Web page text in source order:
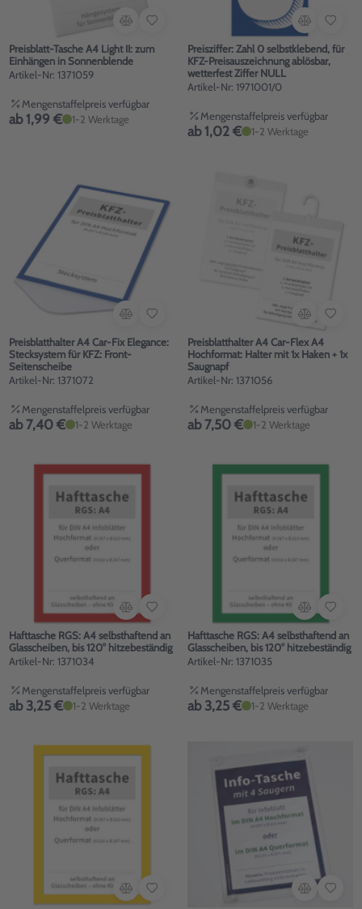
Preisblatt-Tasche A4 Light II: zum
Einhängen in Sonnenblende
Artikel-Nr: 1371059
Mengenstaffelpreis verfügbar
ab 1,99 € 1-2 Werktage
Preisziffer: Zahl 0 selbstklebend, für
KFZ-Preisauszeichnung ablösbar,
wetterfest Ziffer NULL
Artikel-Nr: 1971001/0
Mengenstaffelpreis verfügbar
ab 1,02 € 1-2 Werktage
Preisblatthalter A4 Car-Fix Elegance:
Stecksystem für KFZ: Front-
Seitenscheibe
Artikel-Nr: 1371072
Mengenstaffelpreis verfügbar
ab 7,40 € 1-2 Werktage
Preisblatthalter A4 Car-Flex A4
Hochformat: Halter mit 1x Haken + 1x
Saugnapf
Artikel-Nr: 1371056
Mengenstaffelpreis verfügbar
ab 7,50 € 1-2 Werktage
Hafttasche RGS: A4 selbsthaftend an
Glasscheiben, bis 120° hitzebeständig
Artikel-Nr: 1371034
Mengenstaffelpreis verfügbar
ab 3,25 € 1-2 Werktage
Hafttasche RGS: A4 selbsthaftend an
Glasscheiben, bis 120° hitzebeständig
Artikel-Nr: 1371035
Mengenstaffelpreis verfügbar
ab 3,25 € 1-2 Werktage